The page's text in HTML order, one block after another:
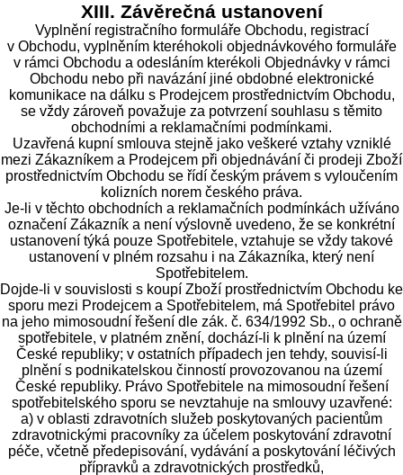
XIII. Závěrečná ustanovení
Vyplnění registračního formuláře Obchodu, registrací
v Obchodu, vyplněním kteréhokoli objednávkového formuláře
v rámci Obchodu a odesláním kterékoli Objednávky v rámci
Obchodu nebo při navázání jiné obdobné elektronické
komunikace na dálku s Prodejcem prostřednictvím Obchodu,
se vždy zároveň považuje za potvrzení souhlasu s těmito
obchodními a reklamačními podmínkami.
Uzavřená kupní smlouva stejně jako veškeré vztahy vzniklé
mezi Zákazníkem a Prodejcem při objednávání či prodeji Zboží
prostřednictvím Obchodu se řídí českým právem s vyloučením
kolizních norem českého práva.
Je-li v těchto obchodních a reklamačních podmínkách užíváno
označení Zákazník a není výslovně uvedeno, že se konkrétní
ustanovení týká pouze Spotřebitele, vztahuje se vždy takové
ustanovení v plném rozsahu i na Zákazníka, který není
Spotřebitelem.
Dojde-li v souvislosti s koupí Zboží prostřednictvím Obchodu ke
sporu mezi Prodejcem a Spotřebitelem, má Spotřebitel právo
na jeho mimosoudní řešení dle zák. č. 634/1992 Sb., o ochraně
spotřebitele, v platném znění, dochází-li k plnění na území
České republiky; v ostatních případech jen tehdy, souvisí-li
plnění s podnikatelskou činností provozovanou na území
České republiky. Právo Spotřebitele na mimosoudní řešení
spotřebitelského sporu se nevztahuje na smlouvy uzavřené:
a) v oblasti zdravotních služeb poskytovaných pacientům
zdravotnickými pracovníky za účelem poskytování zdravotní
péče, včetně předepisování, vydávání a poskytování léčivých
přípravků a zdravotnických prostředků,